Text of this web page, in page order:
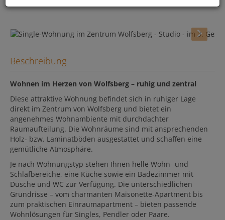
Beschreibung
Wohnen im Herzen von Wolfsberg – ruhig und zentral
Diese attraktive Wohnung befindet sich in ruhiger Lage
direkt im Zentrum von Wolfsberg und bietet ein
angenehmes Wohnambiente mit durchdachter
Raumaufteilung. Die Wohnräume sind mit ansprechenden
Holz- bzw. Laminatböden ausgestattet und schaffen eine
gemütliche Atmosphäre.
Je nach Wohnungstyp stehen Ihnen helle Wohn- und
Schlafbereiche, eine Küche sowie ein Badezimmer mit
Dusche und WC zur Verfügung. Die unterschiedlichen
Grundrisse – vom charmanten Maisonette-Apartment bis
zum praktischen Einraumapartment – bieten passende
Wohnlösungen für Singles, Pendler oder Paare.